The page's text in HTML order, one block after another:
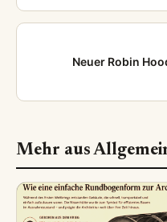
Neuer Robin
Mehr aus